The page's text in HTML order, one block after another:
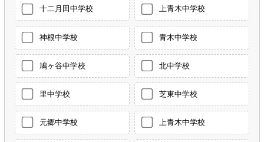
十二月田中学校 上青木中学校
神根中学校 青木中学校
鳩ヶ谷中学校 北中学校
里中学校 芝東中学校
元郷中学校 上青木中学校